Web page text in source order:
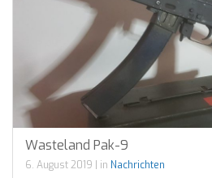
Wasteland Pak-9
6. August 2019 | in Nachrichten